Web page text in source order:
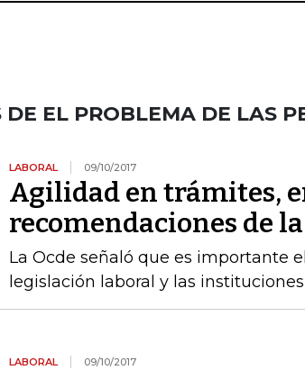
DE EL PROBLEMA DE LAS
LABORAL 09/10/2017
Agilidad en trámites,
recomendaciones de la
La Ocde señaló que es importante
legislación laboral y las instituciones
LABORAL 09/10/2017